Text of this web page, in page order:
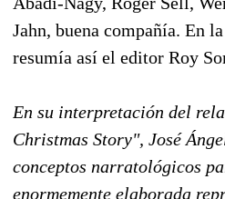
Jahn, buena compañía. En
resumía así el editor Roy
En su interpretación del
Christmas Story", José
conceptos narratológicos
enormemente elaborada